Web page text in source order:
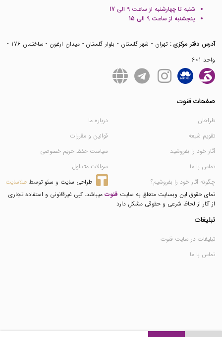
شنبه تا چهارشنبه از ساعت 9 الی 17
پنجشنبه از ساعت 9 الی 15
آدرس دفتر مرکزی :
تهران - شهر گلستان - بلوار گلستان - میدان ارغون - ساختمان 176 -
واحد 601
صفحات قنوت
طراحان
تقویم شیعه
آثار خود را بفروشید
تماس با ما
چگونه آثار خود را بفروشیم؟
درباره ما
قوانین و مقررات
سیاست حفظ حریم خصوصی
سوالات متداول
طراحی سایت و سئو توسط طلاسایت
تمای حقوق این وبسایت متعلق به سایت قنوت میباشد. کپی غیرقانونی و استفاده تجاری
از آثار از لحاظ شرعی و حقوقی مشکل دارد
تبلیغات
تبلیغات در سایت قنوت
تماس با ما